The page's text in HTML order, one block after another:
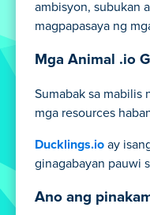
ambisyon, subukan
magpapasaya ng
Mga Animal .io
Sumabak sa mabilis
mga resources
Ducklings.io ay
ginagabayan pauwi
Ano ang